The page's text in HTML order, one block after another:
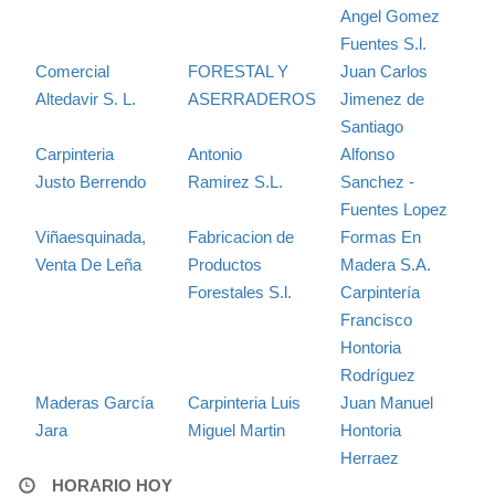
Angel Gomez
Fuentes S.l.
Comercial
Altedavir S. L.
FORESTAL Y
ASERRADEROS
Juan Carlos
Jimenez de
Santiago
Carpinteria
Justo Berrendo
Antonio
Ramirez S.L.
Alfonso
Sanchez -
Fuentes Lopez
Viñaesquinada,
Venta De Leña
Fabricacion de
Productos
Forestales S.l.
Formas En
Madera S.A.
Carpintería
Francisco
Hontoria
Rodríguez
Maderas García
Jara
Carpinteria Luis
Miguel Martin
Juan Manuel
Hontoria
Herraez
HORARIO HOY